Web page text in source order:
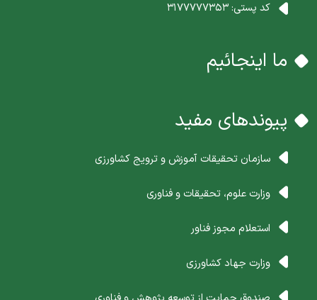
کد پستی:3177777353
ما اینجائیم
پیوندهای مفید
سازمان تحقیقات آموزش و ترویج کشاورزی
وزارت علوم، تحقیقات و فناوری
استعلام مجوز فناور
وزارت جهاد کشاورزی